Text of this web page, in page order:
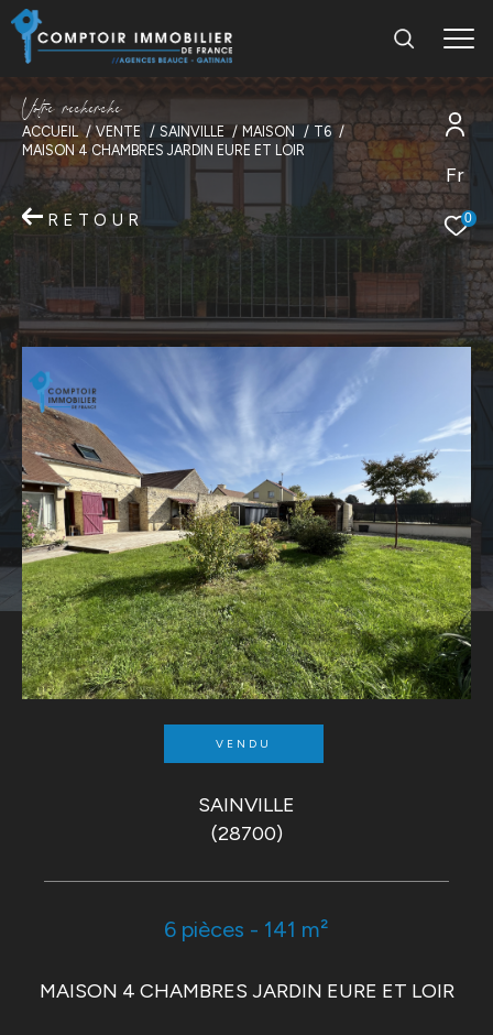
Fr
0
Votre recherche
ACCUEIL VENTE SAINVILLE MAISON
T6
MAISON 4 CHAMBRES JARDIN EURE ET LOIR
RETOUR
VENDU
SAINVILLE
(28700)
6 pièces - 141 m²
MAISON 4 CHAMBRES JARDIN EURE ET LOIR